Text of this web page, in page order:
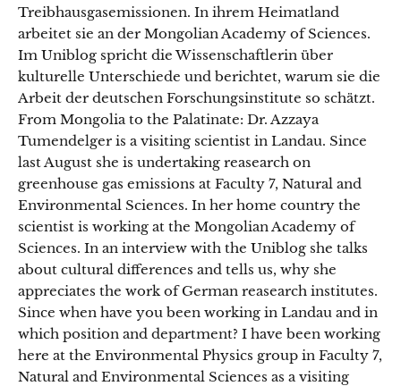
Treibhausgasemissionen. In ihrem Heimatland
arbeitet sie an der Mongolian Academy of Sciences.
Im Uniblog spricht die Wissenschaftlerin über
kulturelle Unterschiede und berichtet, warum sie die
Arbeit der deutschen Forschungsinstitute so schätzt.
From Mongolia to the Palatinate: Dr. Azzaya
Tumendelger is a visiting scientist in Landau. Since
last August she is undertaking reasearch on
greenhouse gas emissions at Faculty 7, Natural and
Environmental Sciences. In her home country the
scientist is working at the Mongolian Academy of
Sciences. In an interview with the Uniblog she talks
about cultural differences and tells us, why she
appreciates the work of German reasearch institutes.
Since when have you been working in Landau and in
which position and department? I have been working
here at the Environmental Physics group in Faculty 7,
Natural and Environmental Sciences as a visiting